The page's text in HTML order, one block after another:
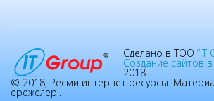
Сделано в ТОО “IT
Создание сайтов
2018
© 2018, Ресми интернет ресурсы.
ережелері.